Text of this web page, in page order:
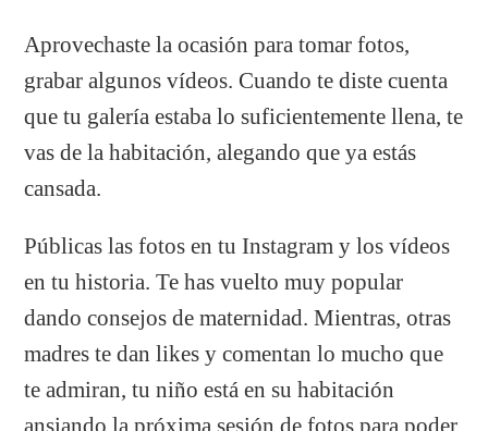
Aprovechaste la ocasión para tomar fotos,
grabar algunos vídeos. Cuando te diste cuenta
que tu galería estaba lo suficientemente llena, te
vas de la habitación, alegando que ya estás
cansada.
Públicas las fotos en tu Instagram y los vídeos
en tu historia. Te has vuelto muy popular
dando consejos de maternidad. Mientras, otras
madres te dan likes y comentan lo mucho que
te admiran, tu niño está en su habitación
ansiando la próxima sesión de fotos para poder